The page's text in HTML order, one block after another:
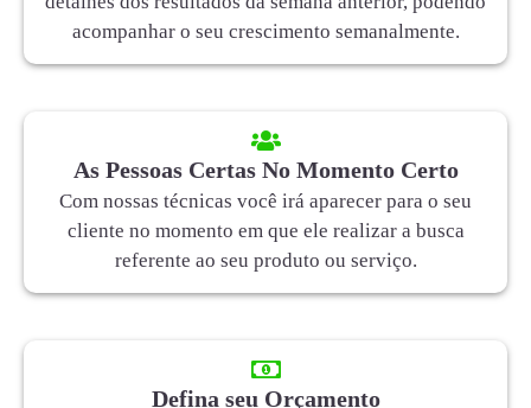
acompanhar o seu crescimento semanalmente.
As Pessoas Certas No Momento Certo
Com nossas técnicas você irá aparecer para o seu
cliente no momento em que ele realizar a busca
referente ao seu produto ou serviço.
Defina seu Orçamento